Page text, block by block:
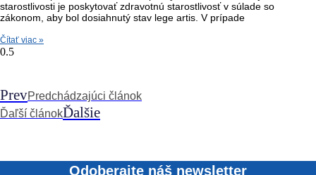
starostlivosti je poskytovať zdravotnú starostlivosť v súlade so
zákonom, aby bol dosiahnutý stav lege artis. V prípade
Čítať viac »
PrevPredchádzajúci článok
Ďaľší článokĎalšie
Odoberajte náš newsletter